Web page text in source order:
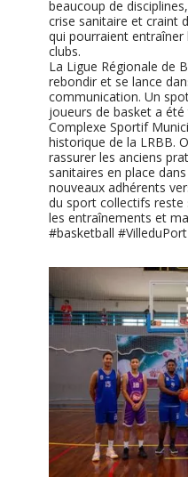
beaucoup de
crise sanitaire et craint
qui pourraient
clubs.
La Ligue Régionale de
rebondir et se lance
communication. Un
joueurs de basket a
Complexe Sportif
historique de la LRBB.
rassurer les anciens
sanitaires en place
nouveaux adhérents
du sport collectifs
les entraînements et
#basketball